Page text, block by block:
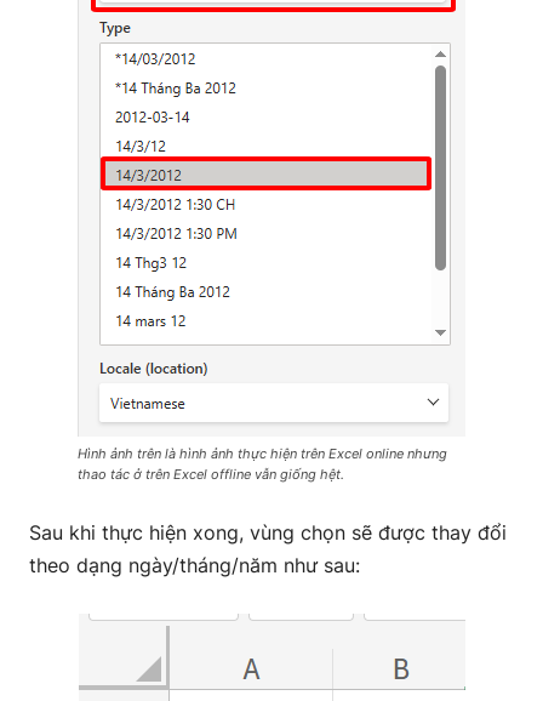
Hình ảnh trên là hình ảnh thực hiện trên Excel online nhưng
thao tác ở trên Excel offline vẫn giống hệt.
Sau khi thực hiện xong, vùng chọn sẽ được thay đổi
theo dạng ngày/tháng/năm như sau: